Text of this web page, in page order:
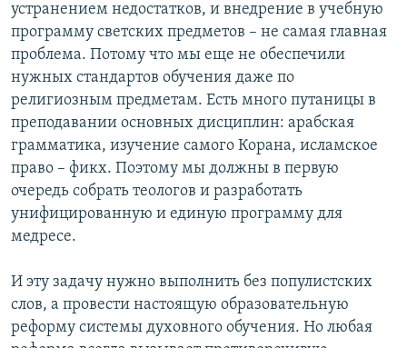
устранением недостатков, и внедрение в учебную
программу светских предметов – не самая главная
проблема. Потому что мы еще не обеспечили
нужных стандартов обучения даже по
религиозным предметам. Есть много путаницы в
преподавании основных дисциплин: арабская
грамматика, изучение самого Корана, исламское
право – фикх. Поэтому мы должны в первую
очередь собрать теологов и разработать
унифицированную и единую программу для
медресе.
И эту задачу нужно выполнить без популистских
слов, а провести настоящую образовательную
реформу системы духовного обучения. Но любая